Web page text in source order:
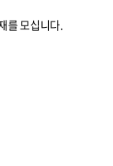
를 모십니다.